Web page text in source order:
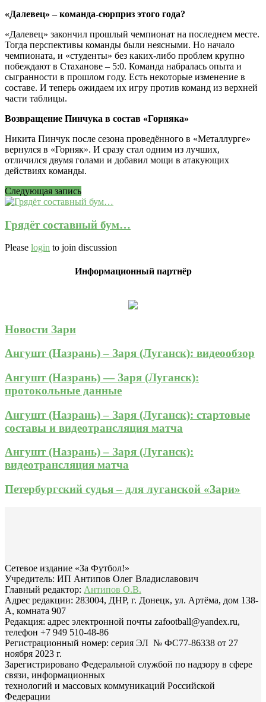
«Далевец» – команда-сюрприз этого года?
«Далевец» закончил прошлый чемпионат на последнем месте.
Тогда перспективы команды были неясными. Но начало
чемпионата, и «студенты» без каких-либо проблем крупно
побеждают в Стаханове – 5:0. Команда набралась опыта и
сыгранности в прошлом году. Есть некоторые изменение в
составе. И теперь ожидаем их игру против команд из верхней
части таблицы.
Возвращение Пинчука в состав «Горняка»
Никита Пинчук после сезона проведённого в «Металлурге»
вернулся в «Горняк». И сразу стал одним из лучших,
отличился двумя голами и добавил мощи в атакующих
действиях команды.
Следующая запись
Грядёт составный бум…
Please login to join discussion
Информационный партнёр
Новости Зари
Ангушт (Назрань) – Заря (Луганск): видеообзор
Ангушт (Назрань) — Заря (Луганск):
протокольные данные
Ангушт (Назрань) – Заря (Луганск): стартовые
составы и видеотрансляция матча
Ангушт (Назрань) – Заря (Луганск):
видеотрансляция матча
Петербургский судья – для луганской «Зари»
Сетевое издание «За Футбол!»
Учредитель: ИП Антипов Олег Владиславович
Главный редактор: Антипов О.В.
Адрес редакции: 283004, ДНР, г. Донецк, ул. Артёма, дом 138-
А, комната 907
Редакция: адрес электронной почты zafootball@yandex.ru,
телефон +7 949 510-48-86
Регистрационный номер: серия ЭЛ № ФС77-86338 от 27
ноября 2023 г.
Зарегистрировано Федеральной службой по надзору в сфере
связи, информационных
технологий и массовых коммуникаций Российской
Федерации